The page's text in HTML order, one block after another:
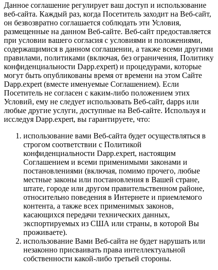
Данное соглашение регулирует ваш доступ и использование
веб-сайта. Каждый раз, когда Посетитель заходит на Веб-сайт,
он безвозвратно соглашается соблюдать эти Условия,
размещенные на данном Веб-сайте. Веб-сайт предоставляется
при условии вашего согласия с условиями и положениями,
содержащимися в данном соглашении, а также всеми другими
правилами, политиками (включая, без ограничения, Политику
конфиденциальности Dapp.expert) и процедурами, которые
могут быть опубликованы время от времени на этом Сайте
Dapp.expert (вместе именуемые Соглашением). Если
Посетитель не согласен с каким-либо положением этих
Условий, ему не следует использовать Веб-сайт, dapps или
любые другие услуги, доступные на Веб-сайте. Используя и
исследуя Dapp.expert, вы гарантируете, что:
использование вами Веб-сайта будет осуществляться в
строгом соответствии с Политикой
конфиденциальности Dapp.expert, настоящим
Соглашением и всеми применимыми законами и
постановлениями (включая, помимо прочего, любые
местные законы или постановления в Вашей стране,
штате, городе или другом правительственном районе,
относительно поведения в Интернете и приемлемого
контента, а также всех применимых законов,
касающихся передачи технических данных,
экспортируемых из США или страны, в которой Вы
проживаете).
использование Вами Веб-сайта не будет нарушать или
незаконно присваивать права интеллектуальной
собственности какой-либо третьей стороны.